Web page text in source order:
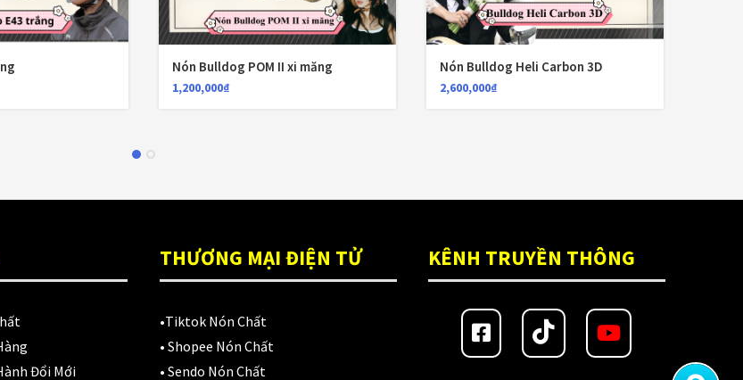
Nón Bulldog POM II xi măng
1,200,000₫
Nón Bulldog Heli Carbon 3D
2,600,000₫
Đổi Mới
THƯƠNG MẠI ĐIỆN TỬ
•Tiktok Nón Chất
• Shopee Nón Chất
• Sendo Nón Chất
KÊNH TRUYỀN THÔNG